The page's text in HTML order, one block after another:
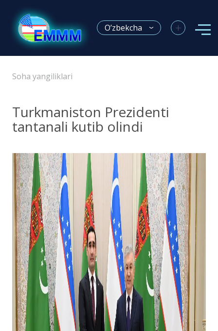
O’zbekcha +
Soha yangiliklari
Turkmaniston Prezidenti
tantanali kutib olindi